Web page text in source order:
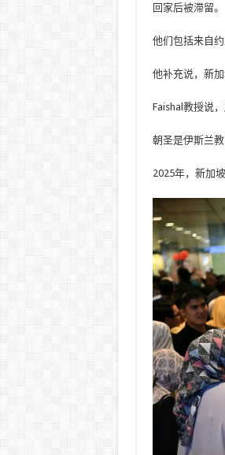
回家后被滞留。
他们包括来自
他补充说，新
Faishal教授说
朝圣是伊斯兰
2025年，新加